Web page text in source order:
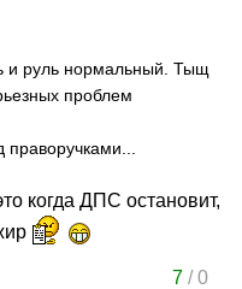
и руль нормальный. Тыщ
проблем
когда ДПС остановит,
7/0